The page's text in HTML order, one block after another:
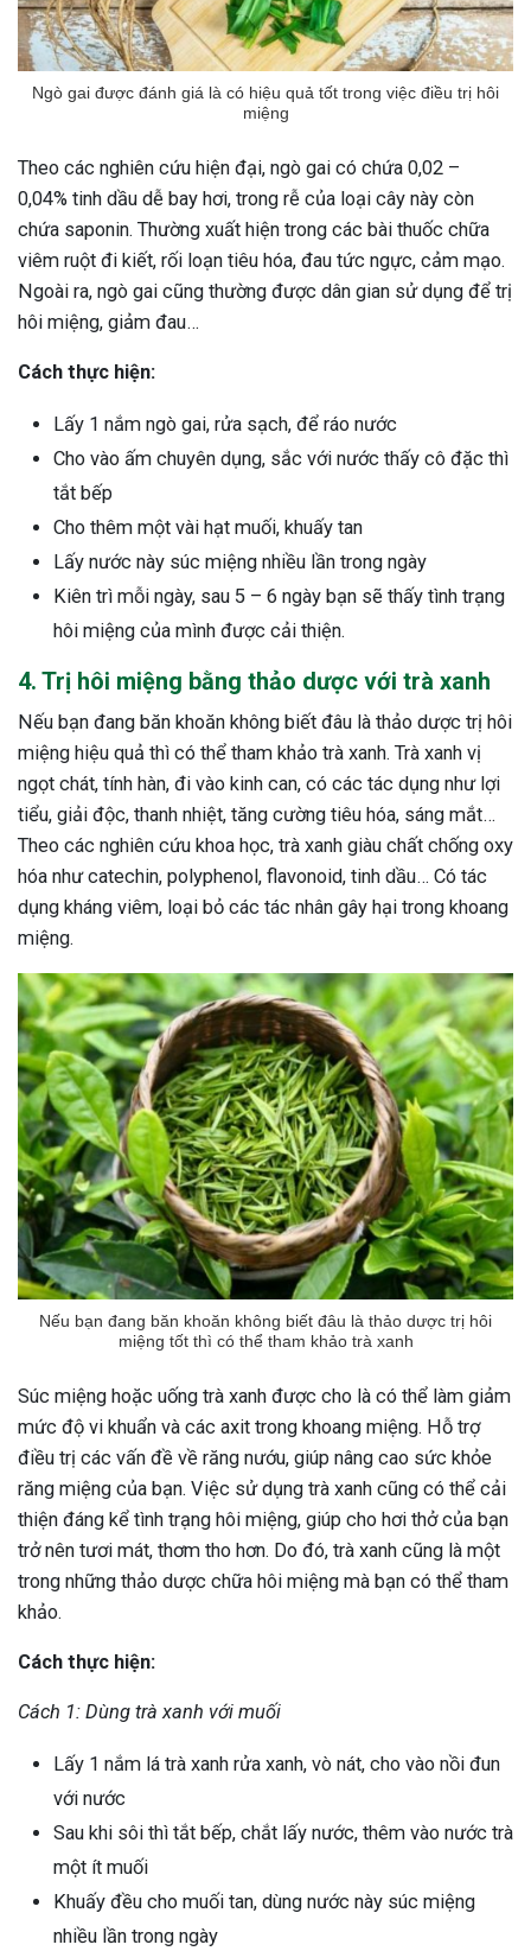
Ngò gai được đánh giá là có hiệu quả tốt trong việc điều trị hôi
miệng
Theo các nghiên cứu hiện đại, ngò gai có chứa 0,02 –
0,04% tinh dầu dễ bay hơi, trong rễ của loại cây này còn
chứa saponin. Thường xuất hiện trong các bài thuốc chữa
viêm ruột đi kiết, rối loạn tiêu hóa, đau tức ngực, cảm mạo.
Ngoài ra, ngò gai cũng thường được dân gian sử dụng để trị
hôi miệng, giảm đau…
Cách thực hiện:
Lấy 1 nắm ngò gai, rửa sạch, để ráo nước
Cho vào ấm chuyên dụng, sắc với nước thấy cô đặc thì
tắt bếp
Cho thêm một vài hạt muối, khuấy tan
Lấy nước này súc miệng nhiều lần trong ngày
Kiên trì mỗi ngày, sau 5 – 6 ngày bạn sẽ thấy tình trạng
hôi miệng của mình được cải thiện.
4. Trị hôi miệng bằng thảo dược với trà xanh
Nếu bạn đang băn khoăn không biết đâu là thảo dược trị hôi
miệng hiệu quả thì có thể tham khảo trà xanh. Trà xanh vị
ngọt chát, tính hàn, đi vào kinh can, có các tác dụng như lợi
tiểu, giải độc, thanh nhiệt, tăng cường tiêu hóa, sáng mắt…
Theo các nghiên cứu khoa học, trà xanh giàu chất chống oxy
hóa như catechin, polyphenol, flavonoid, tinh dầu… Có tác
dụng kháng viêm, loại bỏ các tác nhân gây hại trong khoang
miệng.
Nếu bạn đang băn khoăn không biết đâu là thảo dược trị hôi
miệng tốt thì có thể tham khảo trà xanh
Súc miệng hoặc uống trà xanh được cho là có thể làm giảm
mức độ vi khuẩn và các axit trong khoang miệng. Hỗ trợ
điều trị các vấn đề về răng nướu, giúp nâng cao sức khỏe
răng miệng của bạn. Việc sử dụng trà xanh cũng có thể cải
thiện đáng kể tình trạng hôi miệng, giúp cho hơi thở của bạn
trở nên tươi mát, thơm tho hơn. Do đó, trà xanh cũng là một
trong những thảo dược chữa hôi miệng mà bạn có thể tham
khảo.
Cách thực hiện:
Cách 1: Dùng trà xanh với muối
Lấy 1 nắm lá trà xanh rửa xanh, vò nát, cho vào nồi đun
với nước
Sau khi sôi thì tắt bếp, chắt lấy nước, thêm vào nước trà
một ít muối
Khuấy đều cho muối tan, dùng nước này súc miệng
nhiều lần trong ngày